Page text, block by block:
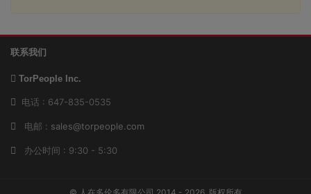
联系我们
TorPeople Inc.
电话 : 647-835-0535
电邮 : sales@torpeople.com
办公时间 : 9:30 - 5:30